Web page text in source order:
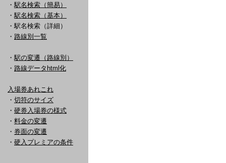
・ 駅名検索（簡易）
・ 駅名検索（基本）
・駅名検索（詳細）
・ 路線別一覧
・ 駅の変遷（路線別）
・ 路線データhtml化
入場券あれこれ
・ 切符のサイズ
・ 硬券入場券の様式
・ 料金の変遷
・ 券面の変遷
・ 硬入プレミアの条件